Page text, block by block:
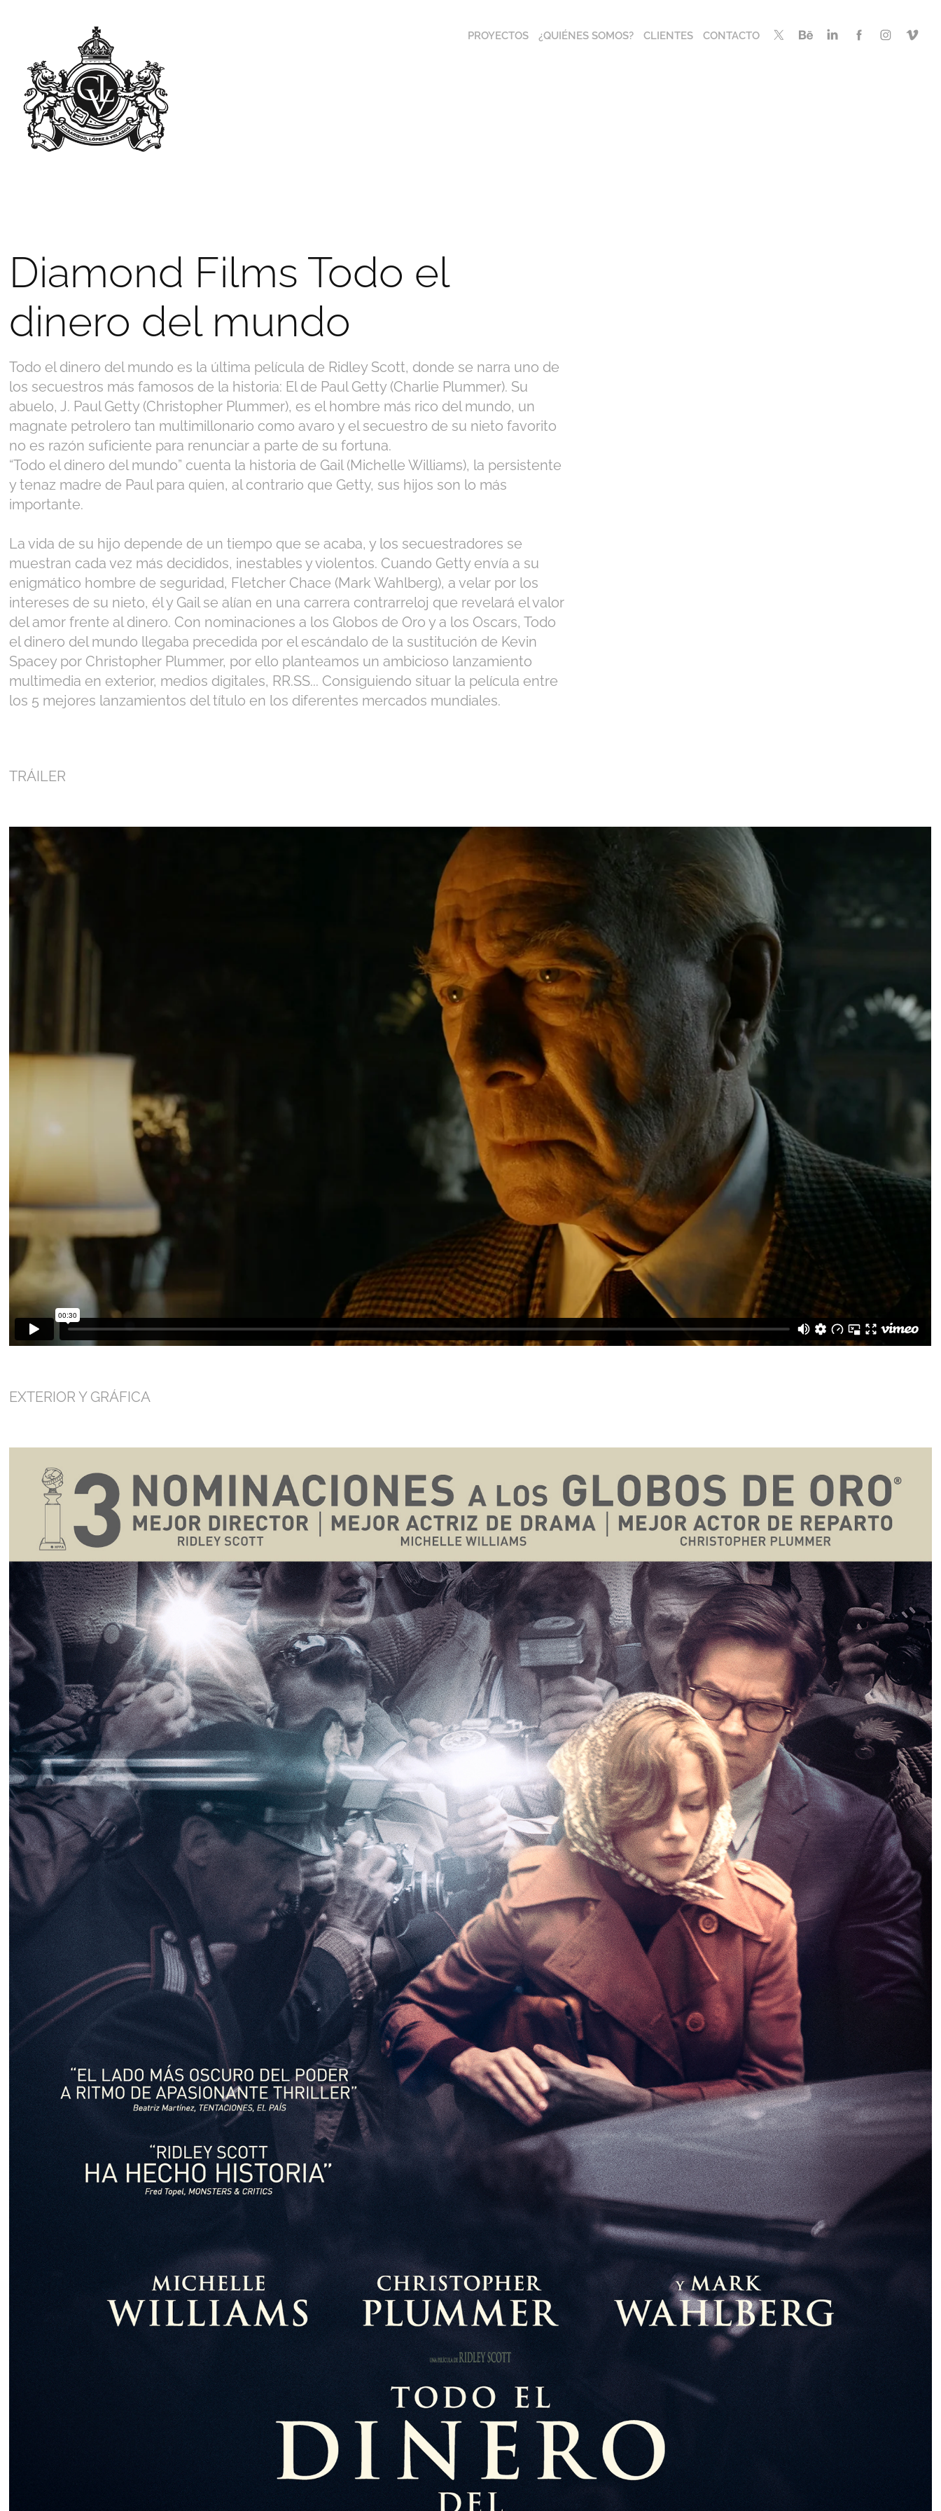
PROYECTOS ¿QUIÉNES SOMOS? CLIENTES CONTACTO
Diamond Films Todo el
dinero del mundo
Todo el dinero del mundo es la última película de Ridley Scott, donde se narra uno de
los secuestros más famosos de la historia: El de Paul Getty (Charlie Plummer). Su
abuelo, J. Paul Getty (Christopher Plummer), es el hombre más rico del mundo, un
magnate petrolero tan multimillonario como avaro y el secuestro de su nieto favorito
no es razón suficiente para renunciar a parte de su fortuna.
“Todo el dinero del mundo” cuenta la historia de Gail (Michelle Williams), la persistente
y tenaz madre de Paul para quien, al contrario que Getty, sus hijos son lo más
importante.
La vida de su hijo depende de un tiempo que se acaba, y los secuestradores se
muestran cada vez más decididos, inestables y violentos. Cuando Getty envía a su
enigmático hombre de seguridad, Fletcher Chace (Mark Wahlberg), a velar por los
intereses de su nieto, él y Gail se alían en una carrera contrarreloj que revelará el valor
del amor frente al dinero. Con nominaciones a los Globos de Oro y a los Oscars, Todo
el dinero del mundo llegaba precedida por el escándalo de la sustitución de Kevin
Spacey por Christopher Plummer, por ello planteamos un ambicioso lanzamiento
multimedia en exterior, medios digitales, RR.SS... Consiguiendo situar la película entre
los 5 mejores lanzamientos del título en los diferentes mercados mundiales.
TRÁILER
EXTERIOR Y GRÁFICA